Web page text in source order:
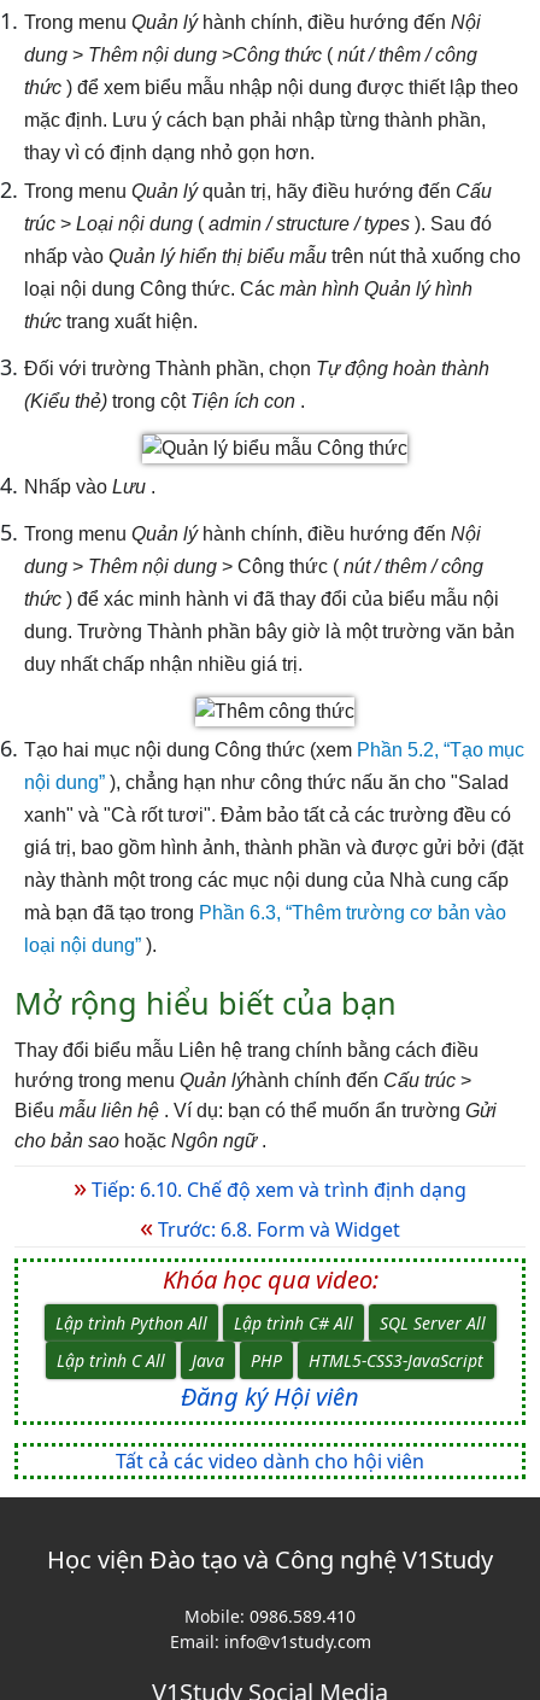
Trong menuQuản lýhành chính, điều hướng đếnNội
dung > Thêm nội dung >Công thức (nút / thêm / công
thức ) để xem biểu mẫu nhập nội dung được thiết lập theo
mặc định. Lưu ý cách bạn phải nhập từng thành phần,
thay vì có định dạng nhỏ gọn hơn.
Trong menuQuản lýquản trị, hãy điều hướng đến Cấu
trúc >Loại nội dung (admin / structure / types ). Sau đó
nhấp vàoQuản lý hiển thị biểu mẫu trên nút thả xuống cho
loại nội dung Công thức. Cácmàn hình Quản lý hình
thức trang xuất hiện.
Đối với trường Thành phần, chọn Tự động hoàn thành
(Kiểu thẻ) trong cột Tiện ích con .
Nhấp vàoLưu .
Trong menuQuản lýhành chính, điều hướng đếnNội
dung > Thêm nội dung > Công thức (nút / thêm / công
thức ) để xác minh hành vi đã thay đổi của biểu mẫu nội
dung. Trường Thành phần bây giờ là một trường văn bản
duy nhất chấp nhận nhiều giá trị.
Tạo hai mục nội dung Công thức (xem Phần 5.2, “Tạo mục
nội dung” ), chẳng hạn như công thức nấu ăn cho "Salad
xanh" và "Cà rốt tươi". Đảm bảo tất cả các trường đều có
giá trị, bao gồm hình ảnh, thành phần và được gửi bởi (đặt
này thành một trong các mục nội dung của Nhà cung cấp
mà bạn đã tạo trong Phần 6.3, “Thêm trường cơ bản vào
loại nội dung” ).
Mở rộng hiểu biết của bạn
Thay đổi biểu mẫu Liên hệ trang chính bằng cách điều
hướng trong menu Quản lýhành chính đến Cấu trúc >
Biểu mẫu liên hệ . Ví dụ: bạn có thể muốn ẩn trường Gửi
cho bản sao hoặc Ngôn ngữ.
»Tiếp: 6.10. Chế độ xem và trình định dạng
«Trước: 6.8. Form và Widget
Khóa học qua video:
Lập trình Python All Lập trình C# All
SQL Server All
Lập trình C All
Java PHP HTML5-CSS3-JavaScript
Đăng ký Hội viên
Tất cả các video dành cho hội viên
Học viện Đào tạo và Công nghệ V1Study
Mobile: 0986.589.410
Email: info@v1study.com
V1Study Social Media